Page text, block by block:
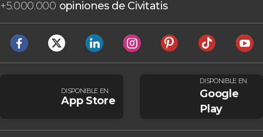
+5.000.000 opiniones de Civitatis
DISPONIBLE EN
App Store
DISPONIBLE EN
Google
Play